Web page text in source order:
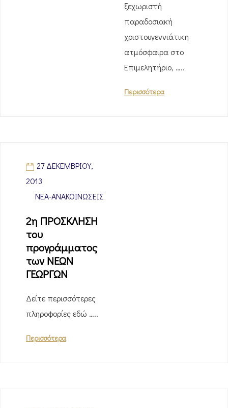
ξεχωριστή
παραδοσιακή
χριστουγεννιάτικη
ατμόσφαιρα στο
Επιμελητήριο, …..
Περισσότερα
27 ΔΕΚΕΜΒΡΊΟΥ,
2013
ΝΈΑ-ΑΝΑΚΟΙΝΏΣΕΙΣ
2η ΠΡΟΣΚΛΗΣΗ
του
προγράμματος
των ΝΕΩΝ
ΓΕΩΡΓΩΝ
Δείτε περισσότερες
πληροφορίες εδώ …..
Περισσότερα